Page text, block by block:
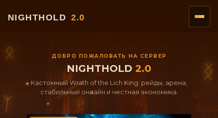
ᛟ
ᛝ
ᛉ
ДОБРО ПОЖАЛОВАТЬ НА СЕРВЕР
NIGHTHOLD 2.0
Кастомный Wrath of the Lich King: рейды, арена,
стабильный онлайн и честная экономика.